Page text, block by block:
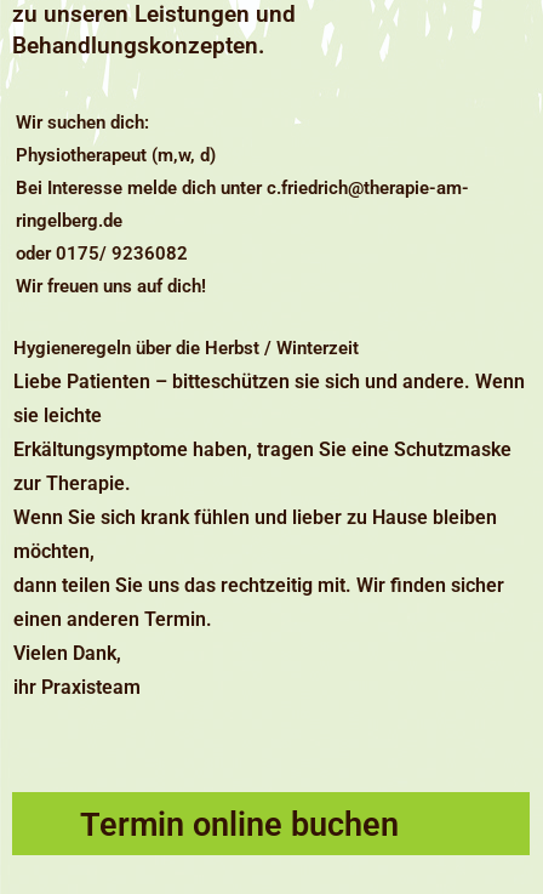
zu unseren Leistungen und
Behandlungskonzepten.
Wir suchen dich:
Physiotherapeut (m,w, d)
Bei Interesse melde dich unterc.friedrich@therapie-am-
ringelberg.de
oder 0175/ 9236082
Wir freuen uns auf dich!
Hygieneregeln über die Herbst / Winterzeit
Liebe Patienten – bitteschützen sie sich und andere. Wenn
sie leichte
Erkältungsymptome haben, tragen Sie eine Schutzmaske
zur Therapie.
Wenn Sie sich krank fühlen und lieber zu Hause bleiben
möchten,
dann teilen Sie uns das rechtzeitig mit. Wir finden sicher
einen anderen Termin.
Vielen Dank,
ihr Praxisteam
Termin online buchen